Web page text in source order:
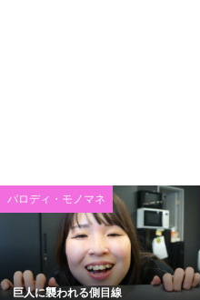
パロディ・モノマネ
巨人に襲われる側目線